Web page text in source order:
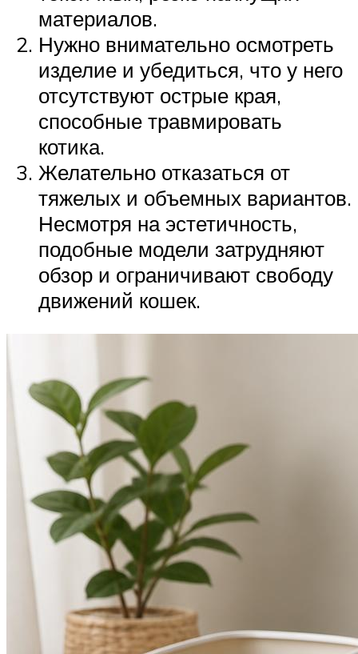
материалов.
Нужно внимательно осмотреть
изделие и убедиться, что у него
отсутствуют острые края,
способные травмировать
котика.
Желательно отказаться от
тяжелых и объемных вариантов.
Несмотря на эстетичность,
подобные модели затрудняют
обзор и ограничивают свободу
движений кошек.